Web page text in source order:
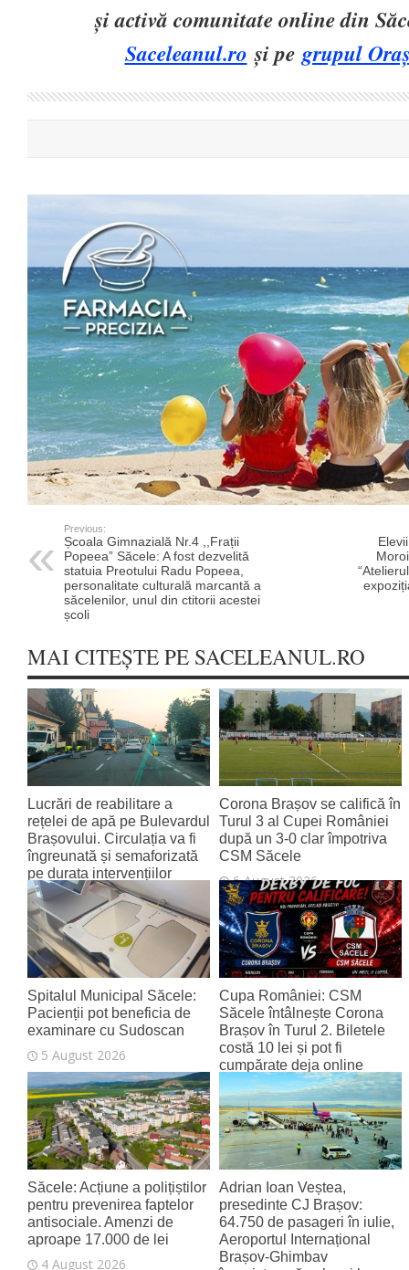
și activă comunitate online din
Saceleanul.ro și pegrupul
Previous:
Școala Gimnazială Nr.4 ,,Frații
Popeea” Săcele: A fost dezvelită
statuia Preotului Radu Popeea,
personalitate culturală marcantă a
săcelenilor, unul din ctitorii acestei
școli
MAI CITEȘTE PE SACELEANUL.RO
Lucrări de reabilitare a
rețelei de apă pe Bulevardul
Brașovului. Circulația va fi
îngreunată și semaforizată
pe durata intervențiilor
6 August 2026
Corona Brașov se califică în
Turul 3 al Cupei României
după un 3-0 clar împotriva
CSM Săcele
6 August 2026
Spitalul Municipal Săcele:
Pacienții pot beneficia de
examinare cu Sudoscan
5 August 2026
Cupa României: CSM
Săcele întâlnește Corona
Brașov în Turul 2. Biletele
costă 10 lei și pot fi
cumpărate deja online
4 August 2026
Săcele: Acțiune a polițiștilor
pentru prevenirea faptelor
antisociale. Amenzi de
aproape 17.000 de lei
4 August 2026
Adrian Ioan Veștea,
presedinte CJ Brașov:
64.750 de pasageri în iulie,
Aeroportul Internațional
Brașov‑Ghimbav